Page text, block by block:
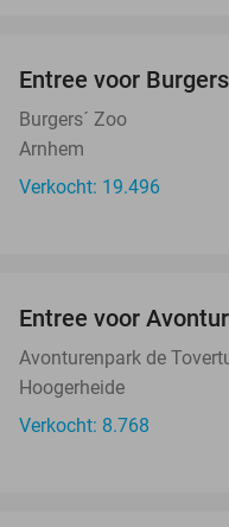
Entree voor
Burgers´ Zoo
Arnhem
Verkocht: 19.496
Entree voor
Avonturenpark de
Hoogerheide
Verkocht: 8.768